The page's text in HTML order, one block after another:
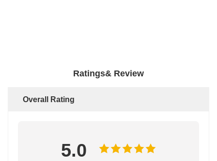
Ratings& Review
Overall Rating
5.0